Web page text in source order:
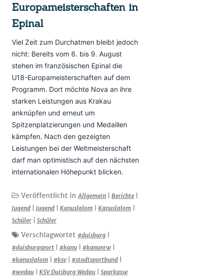
Europameisterschaften in
Epinal
Viel Zeit zum Durchatmen bleibt jedoch
nicht: Bereits vom 6. bis 9. August
stehen im französischen Epinal die
U18-Europameisterschaften auf dem
Programm. Dort möchte Nova an ihre
starken Leistungen aus Krakau
anknüpfen und erneut um
Spitzenplatzierungen und Medaillen
kämpfen. Nach den gezeigten
Leistungen bei der Weltmeisterschaft
darf man optimistisch auf den nächsten
internationalen Höhepunkt blicken.
Veröffentlicht inAllgemein Berichte
Jugend
Jugend Kanuslalom Kanuslalom
Schüler
Schüler
Verschlagwortet #duisburg
#duisburgsport
#kanu #kanunrw
#kanuslalom
#ksv #stadtsportbund
#wedau
KSV Duisburg Wedau
Sparkasse